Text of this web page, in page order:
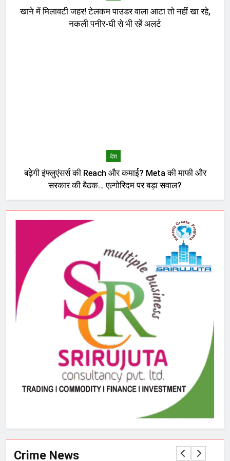
खाने में मिलावटी जहर! टेलकम पाउडर वाला आटा तो नहीं खा रहे,
नकली पनीर-घी से भी रहें अलर्ट
देश
बढ़ेगी इंफ्लुएंसर्स की Reach और कमाई? Meta की माफी और
सरकार की बैठक… एल्गोरिदम पर बड़ा सवाल?
Crime News